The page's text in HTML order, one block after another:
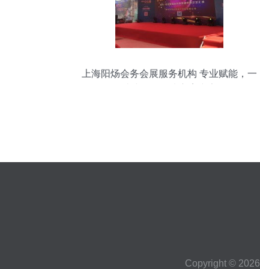
上海阳炀会务会展服务机构 专业赋能，一
Copyright © 2026